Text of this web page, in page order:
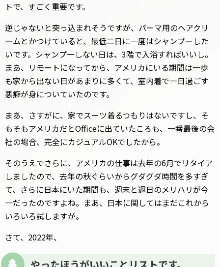
トで、すごく重要です。
逆じゃないと突っ込まれそうですが、パーマ用のヘアクリ
ームとかつけていると、最低二日に一度はシャンプーした
いです。シャンプーしない日は、3階で入浴すればいいし。
まあ、リモートになってから、アメリカにいる期間は一歩
も家から出ない日があまりに多くて、室内着で一日過ごす
悪癖が身についていたのです。
まあ、さすがに、家でスーツ着るつもりはないですし、そ
もそもアメリカだとOfficeに出ていたころも、一番最後の会
社の場合、完全にカジュアルOKでしたから。
そのうえでさらに、アメリカの仕事は去年の6月でリタイア
しましたので、去年の秋ぐらいからグダグダ時間を多すぎ
て、さらに日本にいた期間も、週末と週日のメリハリが今
一だったのですよね。まあ、日本に関してはまだこれから
いろいろ試しますが。
さて、2022年、
やったほうがいいことリストです。